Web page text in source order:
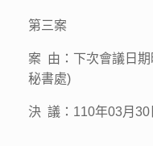
第三案
案 由：下次會議日期
秘書處)
決 議：110年03月30